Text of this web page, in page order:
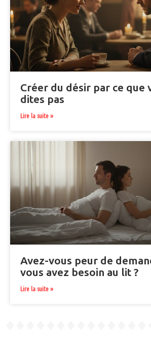
Créer du désir par ce que
dites pas
Lire la suite »
Avez-vous peur de
vous avez besoin au lit ?
Lire la suite »